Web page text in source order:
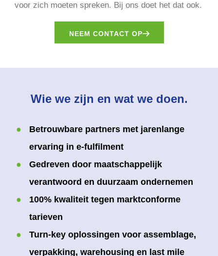
voor zich moeten spreken. Bij ons doet het dat ook.
NEEM CONTACT OP
Wie we zijn en wat we doen.
Betrouwbare partners met jarenlange
ervaring in e-fulfilment
Gedreven door maatschappelijk
verantwoord en duurzaam ondernemen
100% kwaliteit tegen marktconforme
tarieven
Turn-key oplossingen voor assemblage,
verpakking, warehousing en last mile